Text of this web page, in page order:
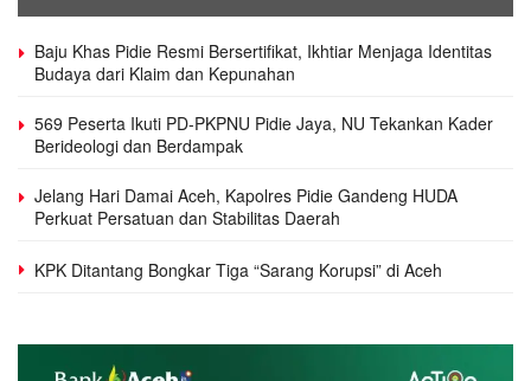
Baju Khas Pidie Resmi Bersertifikat, Ikhtiar Menjaga Identitas
Budaya dari Klaim dan Kepunahan
569 Peserta Ikuti PD-PKPNU Pidie Jaya, NU Tekankan Kader
Berideologi dan Berdampak
Jelang Hari Damai Aceh, Kapolres Pidie Gandeng HUDA
Perkuat Persatuan dan Stabilitas Daerah
KPK Ditantang Bongkar Tiga “Sarang Korupsi” di Aceh